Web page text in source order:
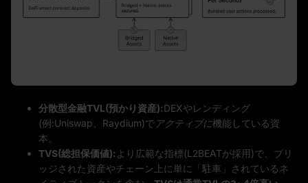
分散型金融TVL(預かり資産):DEXやレンディング
(例:Uniswap、Raydium)で アクティブに機能している資
本。
TVS(総担保価値):より広範な指標(L2BEATが採用)で、ブリ
ッジされた資産やチェーン上に単に「駐車」されているネ